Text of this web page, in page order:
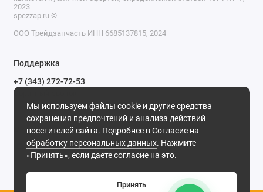
Мы используем файлы cookie и другие средства
сохранения предпочтений и анализа действий
посетителей сайта. Подробнее вСогласие на
обработку персональных данных. Нажмите
«Принять», если даете согласие на это.
Принять
2023
spezzap.ru ©️
ООО Трейдзапчасть ИНН 6685137815, 2024
Поддержка
+7 (343) 272-72-53
Обратный звонок
620030, г. Екатеринбург, ул. Карьерная, д. 14, оф. 14.
Мы в сети